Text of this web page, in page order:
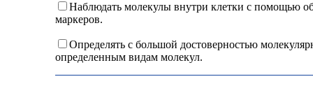
Наблюдать молекулы внутри клетки с помощью
маркеров.
Определять с большой достоверностью
определенным видам молекул.